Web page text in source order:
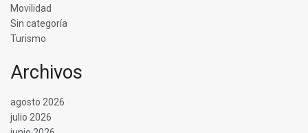
Movilidad
Sin categoría
Turismo
Archivos
agosto 2026
julio 2026